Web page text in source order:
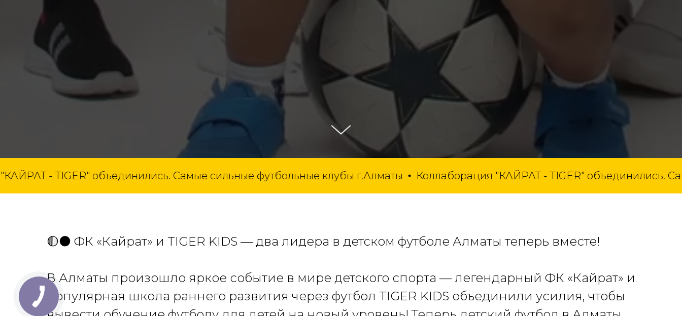
- TIGER" объединились. Самые сильные футбольные клубы г.Алматы Коллаборация "КАЙРАТ - TIGER" объединились. Самые
🟡⚫ ФК «Кайрат» и TIGER KIDS — два лидера в детском футболе Алматы теперь вместе!
В Алматы произошло яркое событие в мире детского спорта — легендарный ФК «Кайрат» и
популярная школа раннего развития через футбол TIGER KIDS объединили усилия, чтобы